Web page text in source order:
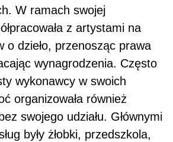
W ramach swojej
z artystami na
o dzieło, przenosząc prawa
wynagrodzenia. Często
wykonawcy w swoich
organizowała również
swojego udziału. Głównymi
były żłobki, przedszkola,